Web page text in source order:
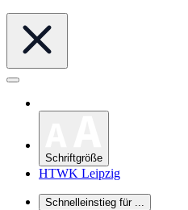
Schriftgröße
HTWK Leipzig
Schnelleinstieg für ...